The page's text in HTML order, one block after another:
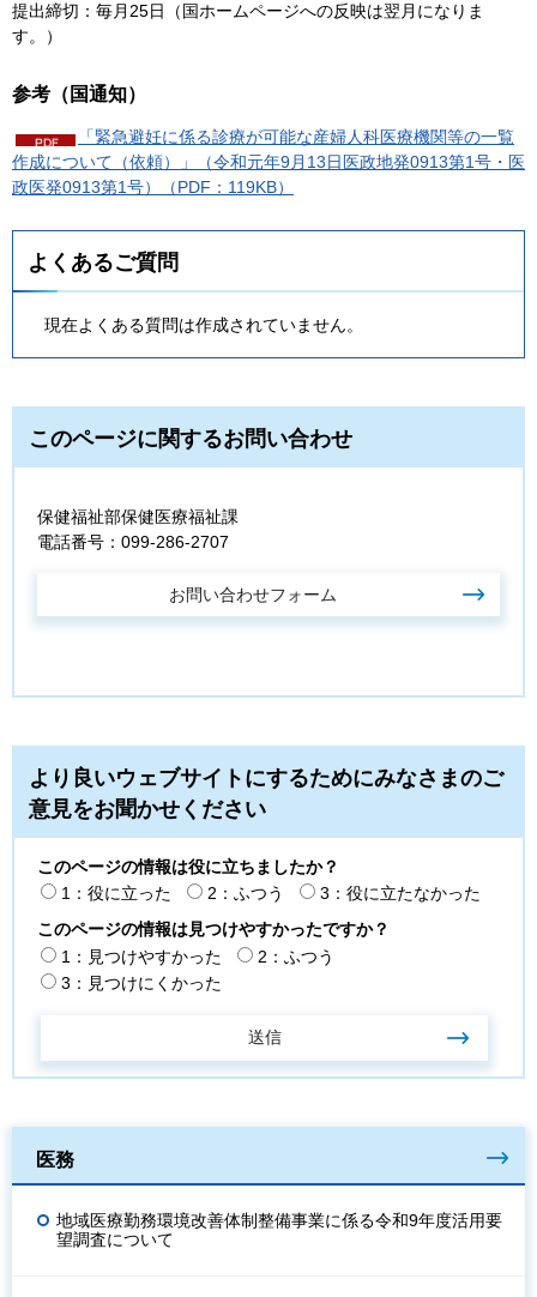
提出締切：毎月25日（国ホームページへの反映は翌月になりま
す。）
参考（国通知）
「緊急避妊に係る診療が可能な産婦人科医療機関等の一覧
作成について（依頼）」（令和元年9月13日医政地発0913第1号・医
政医発0913第1号）（PDF：119KB）
よくあるご質問
現在よくある質問は作成されていません。
このページに関するお問い合わせ
保健福祉部保健医療福祉課
電話番号：099-286-2707
より良いウェブサイトにするためにみなさまのご
意見をお聞かせください
このページの情報は役に立ちましたか？
1：役に立った
2：ふつう
3：役に立たなかった
このページの情報は見つけやすかったですか？
1：見つけやすかった
2：ふつう
3：見つけにくかった
医務
地域医療勤務環境改善体制整備事業に係る令和9年度活用要
望調査について